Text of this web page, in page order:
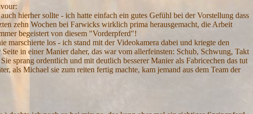
hierher sollte - ich hatte einfach ein gutes Gefühl bei der Vorstellung dass
zehn Wochen bei Farwicks wirklich prima herausgemacht, die Arbeit
begeistert von diesem "Vorderpferd"!
marschierte los - ich stand mit der Videokamera dabei und kriegte den
in einer Manier daher, das war vom allerfeinsten: Schub, Schwung, Takt
sprang ordentlich und mit deutlich besserer Manier als Fabricechen das tut
als Michael sie zum reiten fertig machte, kam jemand aus dem Team der